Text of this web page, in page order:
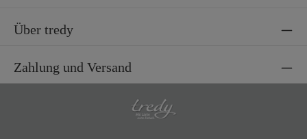
Über tredy
Zahlung und Versand